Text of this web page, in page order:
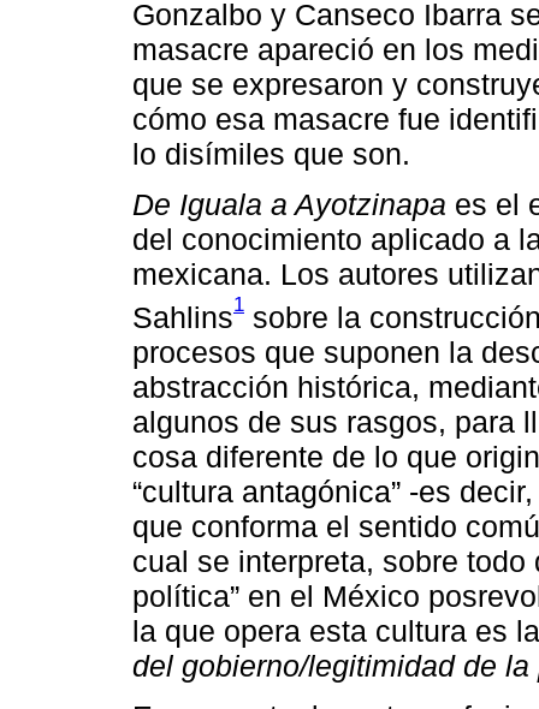
Gonzalbo y Canseco Ibarra
masacre apareció en los
que se expresaron y
cómo esa masacre fue
lo disímiles que son.
De Iguala a Ayotzinapa es el
del conocimiento aplicado a
mexicana. Los autores
Sahlins1 sobre la
procesos que suponen la
abstracción histórica,
algunos de sus rasgos, para
cosa diferente de lo que
“cultura antagónica” -es
que conforma el sentido
cual se interpreta, sobre todo
política” en el México
la que opera esta cultura es
del gobierno/legitimidad de la